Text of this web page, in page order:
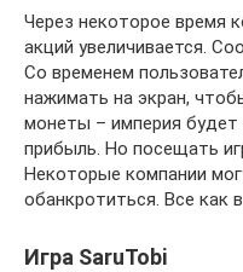
Через некоторое время
акций увеличивается.
Со временем
нажимать на экран,
монеты – империя
прибыль. Но посещать
Некоторые компании
обанкротиться. Все как
Игра SaruTobi